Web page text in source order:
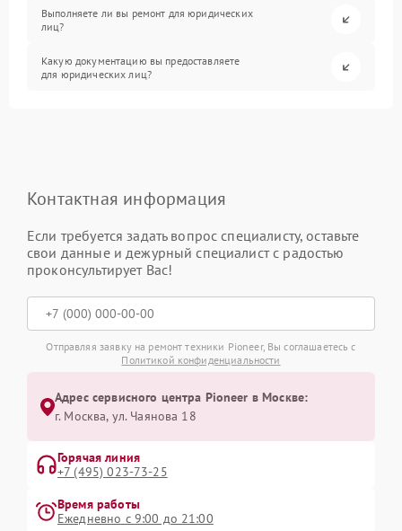
Выполняете ли вы ремонт для юридических
лиц?
Какую документацию вы предоставляете
для юридических лиц?
Контактная информация
Если требуется задать вопрос специалисту, оставьте
свои данные и дежурный специалист с радостью
проконсультирует Вас!
Отправляя заявку на ремонт техники Pioneer, Вы соглашаетесь с
Политикой конфиденциальности
Адрес сервисного центра Pioneer в Москве:
г. Москва, ул. Чаянова 18
Горячая линия
+7 (495) 023-73-25
Время работы
Ежедневно с 9:00 до 21:00